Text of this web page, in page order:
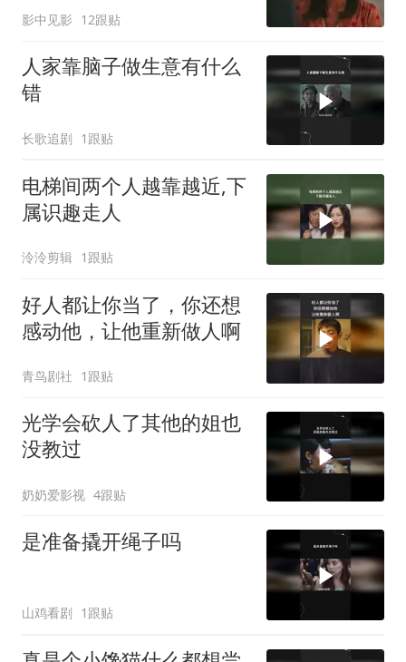
影中见影 12跟贴
人家靠脑子做生意有什么
错
长歌追剧 1跟贴
电梯间两个人越靠越近,下
属识趣走人
泠泠剪辑 1跟贴
好人都让你当了，你还想
感动他，让他重新做人啊
青鸟剧社 1跟贴
光学会砍人了其他的姐也
没教过
奶奶爱影视 4跟贴
是准备撬开绳子吗
山鸡看剧 1跟贴